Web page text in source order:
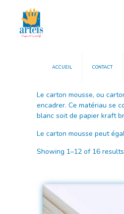
ACCUEIL CONTACT
Le carton mousse, ou
encadrer. Ce matériau se
blanc soit de papier kraft
Le carton mousse peut
Showing 1–12 of 16 results